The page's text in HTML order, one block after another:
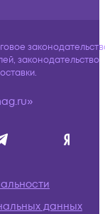
законодательство
данных